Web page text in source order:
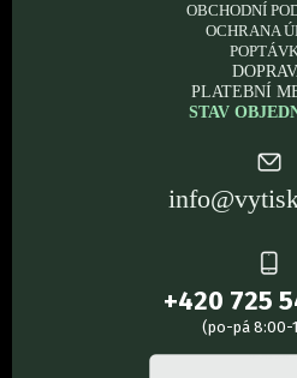
OBCHODNÍ
OCHRANA
PLATEBNÍ
STAV
+420 725
(po-pá 8:00-